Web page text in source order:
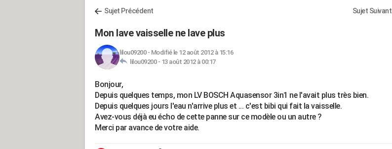
Sujet Précédent Sujet Suivant
Mon lave vaisselle ne lave plus
lilou09200- Modifié le 12 août 2012 à 15:16
lilou09200 - 13 août 2012 à 00:17
Bonjour,
Depuis quelques temps, mon LV BOSCH Aquasensor 3in1 ne l'avait plus très bien.
Depuis quelques jours l'eau n'arrive plus et ... c'est bibi qui fait la vaisselle.
Avez-vous déjà eu écho de cette panne sur ce modèle ou un autre ?
Merci par avance de votre aide.